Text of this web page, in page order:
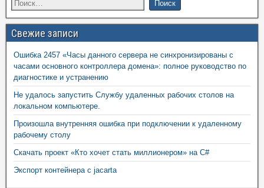
Свежие записи
Ошибка 2457 «Часы данного сервера не синхронизированы с
часами основного контроллера домена»: полное руководство по
диагностике и устранению
Не удалось запустить Службу удаленных рабочих столов на
локальном компьютере.
Произошла внутренняя ошибка при подключении к удаленному
рабочему столу
Скачать проект «Кто хочет стать миллионером» на C#
Экспорт контейнера с jacarta